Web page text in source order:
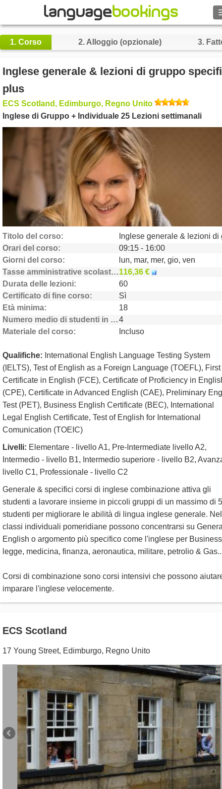
Valuta
1. Corso 2.Alloggio (opzionale) 3.
Inglese generale & lezioni di gruppo
plus
ECS Scotland, Edimburgo, Regno Unito
Inglese di Gruppo + Individuale 25 Lezioni settimanali
Titolo del corso
Orari del corso
09:15 - 16:00
Giorni del corso
lun, mar, mer, gio, ven
Tasse amministrative scolastiche116,36 €
Durata delle lezioni
60
Certificato di fine corso
Sì
Età minima
18
Numero medio di studenti in classe4
Materiale del corso
Incluso
Qualifiche: International English Language Testing System
(IELTS), Test of English as a Foreign Language (TOEFL), First
Certificate in English (FCE), Certificate of Proficiency in
(CPE), Certificate in Advanced English (CAE), Preliminary
Test (PET), Business English Certificate (BEC), International
Legal English Certificate, Test of English for International
Comunication (TOEIC)
Livelli: Elementare - livello A1, Pre-Intermediate livello A2,
Intermedio - livello B1, Intermedio superiore - livello B2,
livello C1, Professionale - livello C2
Generale & specifici corsi di inglese combinazione attiva gli
studenti a lavorare insieme in piccoli gruppi di un massimo di 5
studenti per migliorare le abilità di lingua inglese generale.
classi individuali pomeridiane possono concentrarsi su
English o argomento più specifico come l'inglese per
legge, medicina, finanza, aeronautica, militare, petrolio &
Corsi di combinazione sono corsi intensivi che possono
imparare l'inglese velocemente.
ECS Scotland
17 Young Street, Edimburgo, Regno Unito